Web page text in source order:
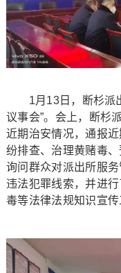
1月13日，断杉派出
议事会”。会上，断杉
近期治安情况，通报
纷排查、治理黄赌毒
询问群众对派出所服
违法犯罪线索，并进
毒等法律法规知识宣传